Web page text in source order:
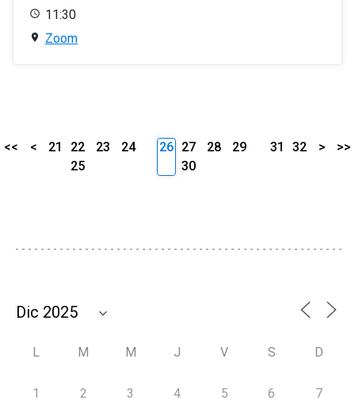
11:30
Zoom
<< < 21 22 23
24
25
26 27 28
29
30
31 32 > >>
L M M J V S D
1 2 3 4 5 6 7